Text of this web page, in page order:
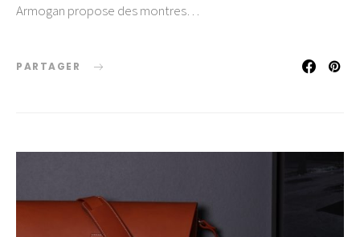
Armogan propose des montres…
PARTAGER